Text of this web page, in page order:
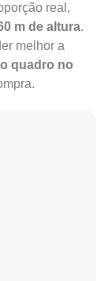
real,
m de altura.
melhor a
quadro no